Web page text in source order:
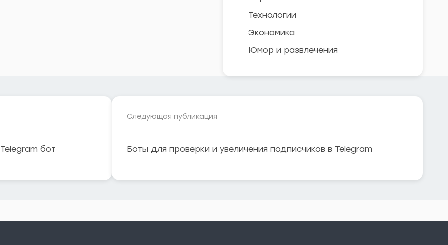
Технологии
Экономика
Юмор и развлечения
бот
Следующая публикация
Боты для проверки и увеличения подписчиков в Telegram